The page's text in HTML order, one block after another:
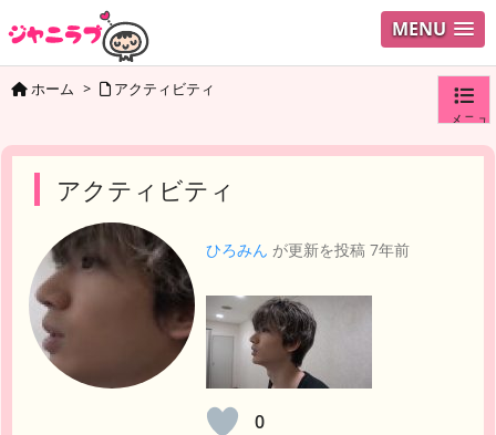
MENU
メニュ
ホーム > アクティビティ
アクティビティ
ひろみん が更新を投稿 7年前
0